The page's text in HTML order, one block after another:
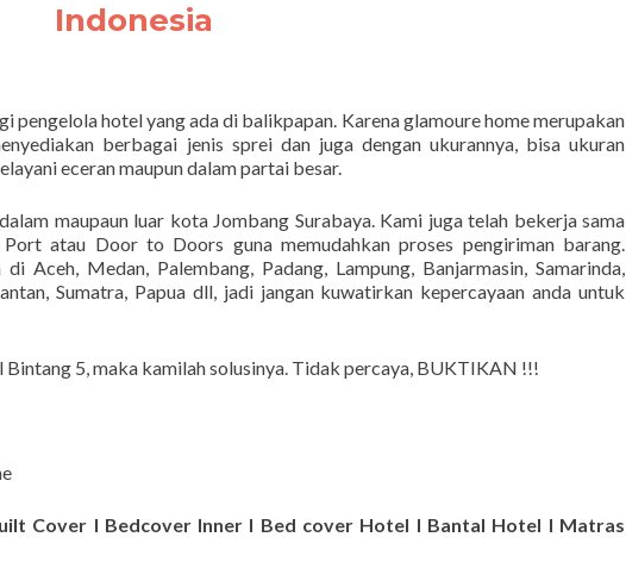
Indonesia
pengelola hotel yang ada di balikpapan. Karena glamoure home merupakan
berbagai jenis sprei dan juga dengan ukurannya, bisa ukuran
eceran maupun dalam partai besar.
maupaun luar kota Jombang Surabaya. Kami juga telah bekerja sama
atau Door to Doors guna memudahkan proses pengiriman barang.
Aceh, Medan, Palembang, Padang, Lampung, Banjarmasin, Samarinda,
Sumatra, Papua dll, jadi jangan kuwatirkan kepercayaan anda untuk
5, maka kamilah solusinya. Tidak percaya, BUKTIKAN !!!
Cover I Bedcover Inner I Bed cover Hotel I Bantal Hotel I Matras